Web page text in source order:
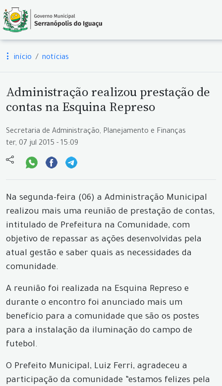
início notícias
Administração realizou prestação de
contas na Esquina Represo
Secretaria de Administração, Planejamento e Finanças
ter, 07 jul 2015 - 15:09
Na segunda-feira (06) a Administração Municipal
realizou mais uma reunião de prestação de contas,
intitulado de Prefeitura na Comunidade, com
objetivo de repassar as ações desenvolvidas pela
atual gestão e saber quais as necessidades da
comunidade.
A reunião foi realizada na Esquina Represo e
durante o encontro foi anunciado mais um
benefício para a comunidade que são os postes
para a instalação da iluminação do campo de
futebol.
O Prefeito Municipal, Luiz Ferri, agradeceu a
participação da comunidade “estamos felizes pela